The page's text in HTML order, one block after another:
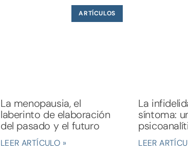
ARTÍCULOS
La menopausia, el
laberinto de elaboración
del pasado y el futuro
LEER ARTÍCULO »
La
síntoma:
LEER